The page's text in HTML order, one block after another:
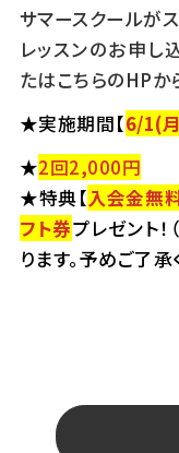
サマースクールがス
レッスンのお申
たはこちらのHPか
★実施期間【6/1(
★2回2,000円
★特典【入会金無
フト券プレゼント
ります。予めご了承